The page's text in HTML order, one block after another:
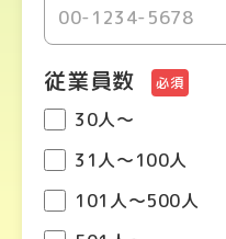
従業員数 必須
30人～
31人～100人
101人～500人